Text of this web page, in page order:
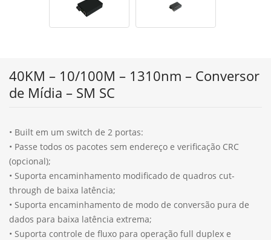
40KM – 10/100M – 1310nm – Conversor
de Mídia – SM SC
• Built em um switch de 2 portas:
• Passe todos os pacotes sem endereço e verificação CRC
(opcional);
• Suporta encaminhamento modificado de quadros cut-
through de baixa latência;
• Suporta encaminhamento de modo de conversão pura de
dados para baixa latência extrema;
• Suporta controle de fluxo para operação full duplex e